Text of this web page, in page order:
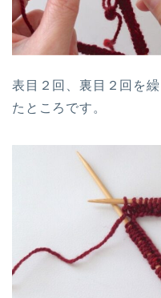
表目２回、裏目２回を
たところです。